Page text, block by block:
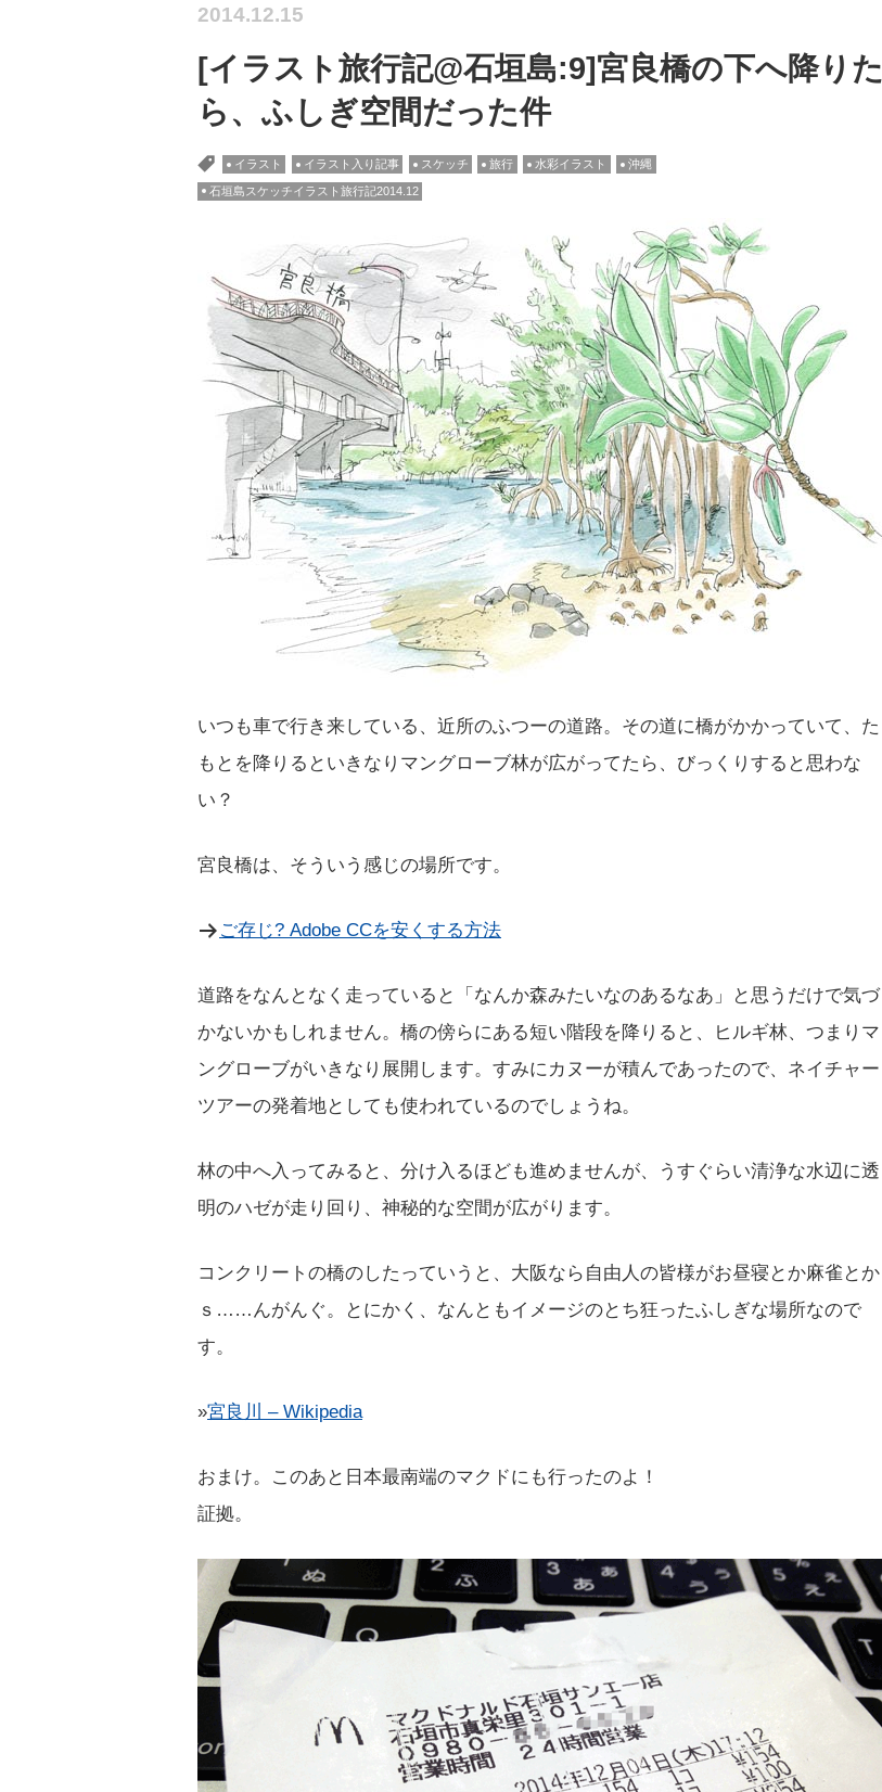
2014.12.15
[イラスト旅行記@石垣島:9]宮良橋の下へ降りた
ら、ふしぎ空間だった件
イラスト イラスト入り記事 スケッチ 旅行 水彩イラスト 沖縄
石垣島スケッチイラスト旅行記2014.12
いつも車で行き来している、近所のふつーの道路。その道に橋がかかっていて、た
もとを降りるといきなりマングローブ林が広がってたら、びっくりすると思わな
い？
宮良橋は、そういう感じの場所です。
ご存じ? Adobe CCを安くする方法
道路をなんとなく走っていると「なんか森みたいなのあるなあ」と思うだけで気づ
かないかもしれません。橋の傍らにある短い階段を降りると、ヒルギ林、つまりマ
ングローブがいきなり展開します。すみにカヌーが積んであったので、ネイチャー
ツアーの発着地としても使われているのでしょうね。
林の中へ入ってみると、分け入るほども進めませんが、うすぐらい清浄な水辺に透
明のハゼが走り回り、神秘的な空間が広がります。
コンクリートの橋のしたっていうと、大阪なら自由人の皆様がお昼寝とか麻雀とか
ｓ……んがんぐ。とにかく、なんともイメージのとち狂ったふしぎな場所なので
す。
»宮良川 – Wikipedia
おまけ。このあと日本最南端のマクドにも行ったのよ！
証拠。